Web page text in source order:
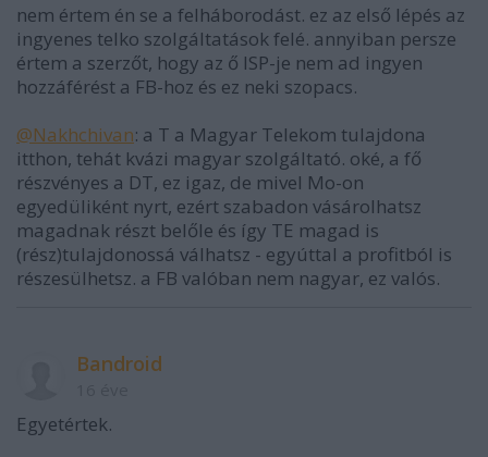
nem értem én se a felháborodást. ez az első lépés az
ingyenes telko szolgáltatások felé. annyiban persze
értem a szerzőt, hogy az ő ISP-je nem ad ingyen
hozzáférést a FB-hoz és ez neki szopacs.
@Nakhchivan: a T a Magyar Telekom tulajdona
itthon, tehát kvázi magyar szolgáltató. oké, a fő
részvényes a DT, ez igaz, de mivel Mo-on
egyedüliként nyrt, ezért szabadon vásárolhatsz
magadnak részt belőle és így TE magad is
(rész)tulajdonossá válhatsz - egyúttal a profitból is
részesülhetsz. a FB valóban nem nagyar, ez valós.
Bandroid
Egyetértek.